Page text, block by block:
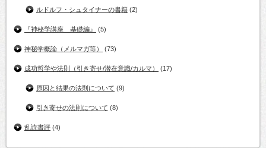
ルドルフ・シュタイナーの書籍 (2)
『神秘学講座 基礎編』 (5)
神秘学概論（メルマガ等） (73)
成功哲学や法則（引き寄せ/潜在意識/カルマ） (17)
原因と結果の法則について (9)
引き寄せの法則について (8)
乱読書評 (4)